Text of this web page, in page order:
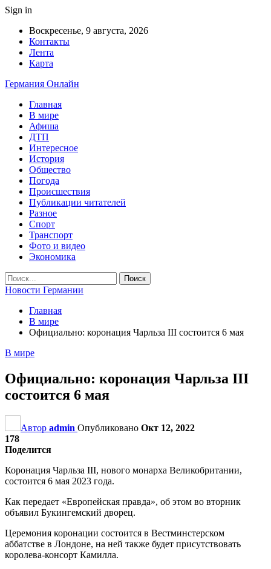
Sign in
Воскресенье, 9 августа, 2026
Контакты
Лента
Карта
Германия Онлайн
Главная
В мире
Афиша
ДТП
Интересное
История
Общество
Погода
Происшествия
Публикации читателей
Разное
Спорт
Транспорт
Фото и видео
Экономика
Новости Германии
Главная
В мире
Официально: коронация Чарльза ІІІ состоится 6 мая
В мире
Официально: коронация Чарльза ІІІ
состоится 6 мая
Автор admin Опубликовано Окт 12, 2022
178
Поделится
Коронация Чарльза III, нового монарха Великобритании,
состоится 6 мая 2023 года.
Как передает «Европейская правда», об этом во вторник
объявил Букингемский дворец.
Церемония коронации состоится в Вестминстерском
аббатстве в Лондоне, на ней также будет присутствовать
королева-консорт Камилла.